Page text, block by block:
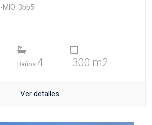
MIO: 3bb5
Baños 4 300 m2
Ver detalles